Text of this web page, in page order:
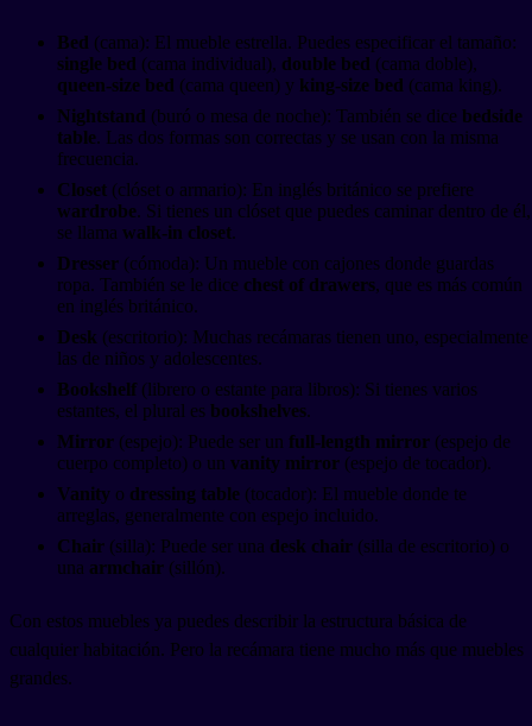
Bed (cama): El mueble estrella. Puedes especificar el tamaño:
single bed (cama individual), double bed (cama doble),
queen-size bed (cama queen) y king-size bed (cama king).
Nightstand (buró o mesa de noche): También se dice bedside
table. Las dos formas son correctas y se usan con la misma
frecuencia.
Closet (clóset o armario): En inglés británico se prefiere
wardrobe. Si tienes un clóset que puedes caminar dentro de él,
se llama walk-in closet.
Dresser (cómoda): Un mueble con cajones donde guardas
ropa. También se le dice chest of drawers, que es más común
en inglés británico.
Desk (escritorio): Muchas recámaras tienen uno, especialmente
las de niños y adolescentes.
Bookshelf (librero o estante para libros): Si tienes varios
estantes, el plural es bookshelves.
Mirror (espejo): Puede ser un full-length mirror (espejo de
cuerpo completo) o un vanity mirror (espejo de tocador).
Vanity o dressing table (tocador): El mueble donde te
arreglas, generalmente con espejo incluido.
Chair (silla): Puede ser una desk chair (silla de escritorio) o
una armchair (sillón).
Con estos muebles ya puedes describir la estructura básica de
cualquier habitación. Pero la recámara tiene mucho más que muebles
grandes.